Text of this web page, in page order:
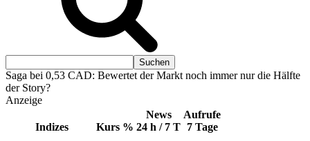
Saga bei 0,53 CAD: Bewertet der Markt noch immer nur die Hälfte
der Story?
Anzeige
Indizes Kurs %
News
24 h / 7 T
Aufrufe
7 Tage